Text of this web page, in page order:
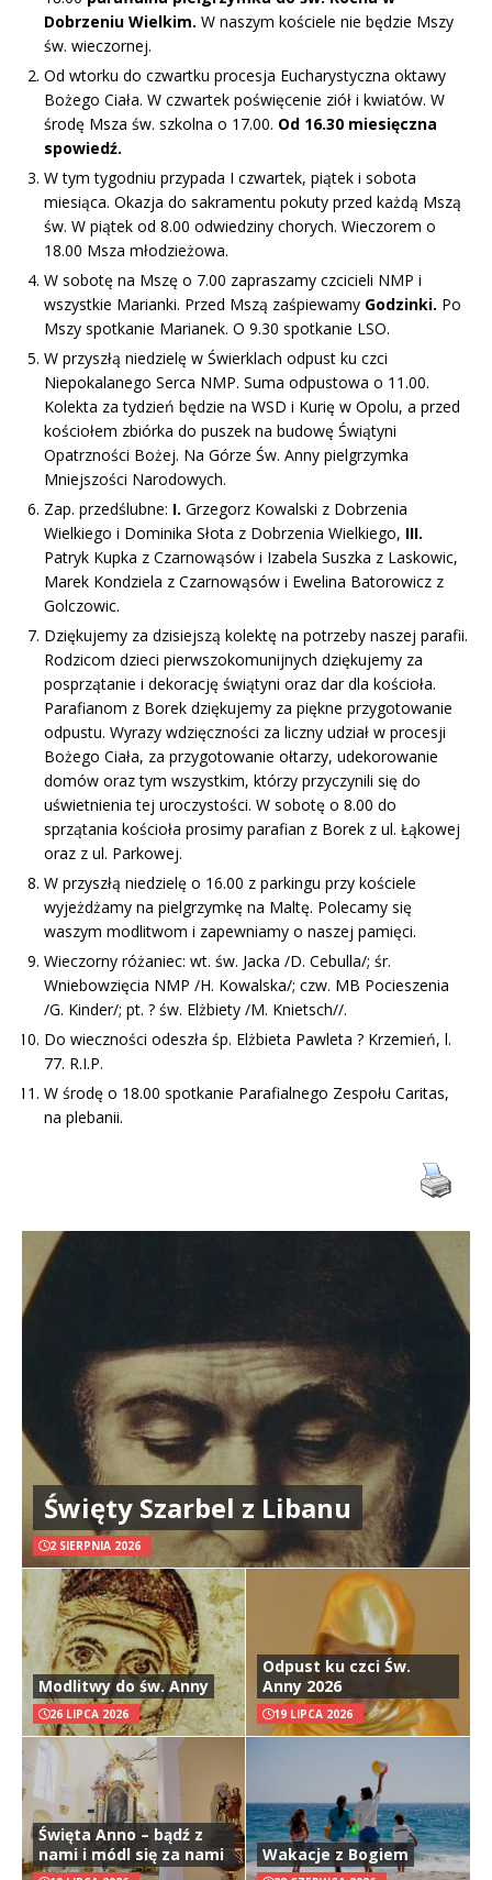
Dobrzeniu Wielkim. W naszym kościele nie będzie Mszy
św. wieczornej.
Od wtorku do czwartku procesja Eucharystyczna oktawy
Bożego Ciała. W czwartek poświęcenie ziół i kwiatów. W
środę Msza św. szkolna o 17.00. Od 16.30 miesięczna
spowiedź.
W tym tygodniu przypada I czwartek, piątek i sobota
miesiąca. Okazja do sakramentu pokuty przed każdą Mszą
św. W piątek od 8.00 odwiedziny chorych. Wieczorem o
18.00 Msza młodzieżowa.
W sobotę na Mszę o 7.00 zapraszamy czcicieli NMP i
wszystkie Marianki. Przed Mszą zaśpiewamy Godzinki. Po
Mszy spotkanie Marianek. O 9.30 spotkanie LSO.
W przyszłą niedzielę w Świerklach odpust ku czci
Niepokalanego Serca NMP. Suma odpustowa o 11.00.
Kolekta za tydzień będzie na WSD i Kurię w Opolu, a przed
kościołem zbiórka do puszek na budowę Świątyni
Opatrzności Bożej. Na Górze Św. Anny pielgrzymka
Mniejszości Narodowych.
Zap. przedślubne: I. Grzegorz Kowalski z Dobrzenia
Wielkiego i Dominika Słota z Dobrzenia Wielkiego, III.
Patryk Kupka z Czarnowąsów i Izabela Suszka z Laskowic,
Marek Kondziela z Czarnowąsów i Ewelina Batorowicz z
Golczowic.
Dziękujemy za dzisiejszą kolektę na potrzeby naszej parafii.
Rodzicom dzieci pierwszokomunijnych dziękujemy za
posprzątanie i dekorację świątyni oraz dar dla kościoła.
Parafianom z Borek dziękujemy za piękne przygotowanie
odpustu. Wyrazy wdzięczności za liczny udział w procesji
Bożego Ciała, za przygotowanie ołtarzy, udekorowanie
domów oraz tym wszystkim, którzy przyczynili się do
uświetnienia tej uroczystości. W sobotę o 8.00 do
sprzątania kościoła prosimy parafian z Borek z ul. Łąkowej
oraz z ul. Parkowej.
W przyszłą niedzielę o 16.00 z parkingu przy kościele
wyjeżdżamy na pielgrzymkę na Maltę. Polecamy się
waszym modlitwom i zapewniamy o naszej pamięci.
Wieczorny różaniec: wt. św. Jacka /D. Cebulla/; śr.
Wniebowzięcia NMP /H. Kowalska/; czw. MB Pocieszenia
/G. Kinder/; pt. ? św. Elżbiety /M. Knietsch//.
Do wieczności odeszła śp. Elżbieta Pawleta ? Krzemień, l.
77. R.I.P.
W środę o 18.00 spotkanie Parafialnego Zespołu Caritas,
na plebanii.
Święty Szarbel z Libanu
2 SIERPNIA 2026
Modlitwy do św. Anny
26 LIPCA 2026
Odpust ku czci Św.
Anny 2026
19 LIPCA 2026
Święta Anno – bądź z
nami i módl się za nami
Wakacje z Bogiem